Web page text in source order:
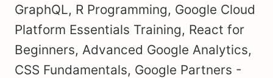
GraphQL, R Programming, Google Cloud
Platform Essentials Training, React for
Beginners, Advanced Google Analytics,
CSS Fundamentals, Google Partners -